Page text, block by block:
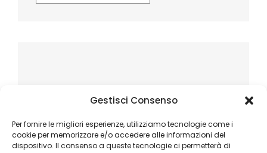
Gestisci Consenso
Per fornire le migliori esperienze, utilizziamo tecnologie come i
cookie per memorizzare e/o accedere alle informazioni del
dispositivo. Il consenso a queste tecnologie ci permetterà di